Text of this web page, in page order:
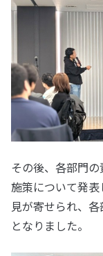
その後、各部門
施策について発
見が寄せられ、
となりました。